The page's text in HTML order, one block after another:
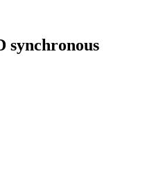
synchronous